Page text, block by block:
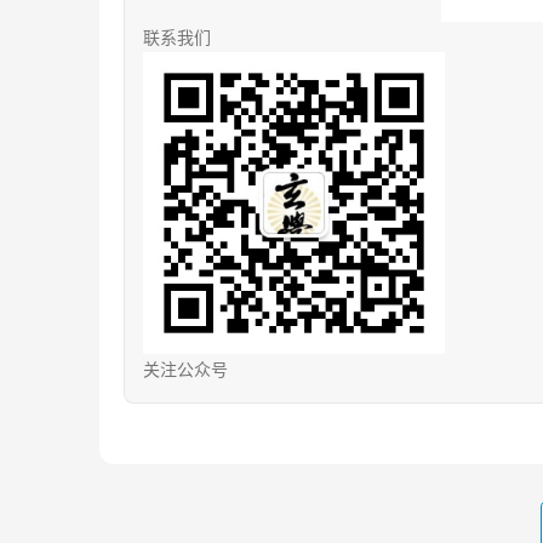
联系我们
关注公众号